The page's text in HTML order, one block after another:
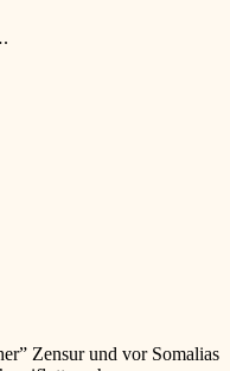
Zensur und vor Somalias